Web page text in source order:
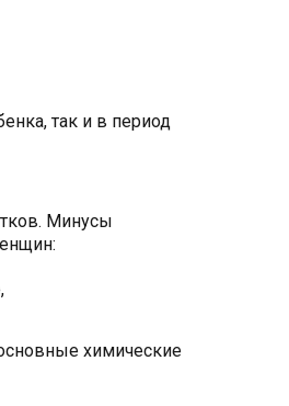
так и в период
Минусы
химические